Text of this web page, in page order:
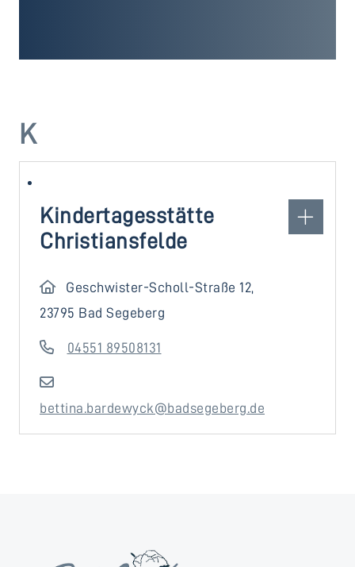
K
Kindertagesstätte
Christiansfelde
Geschwister-Scholl-Straße 12,
23795 Bad Segeberg
04551 89508131
bettina.bardewyck@badsegeberg.de